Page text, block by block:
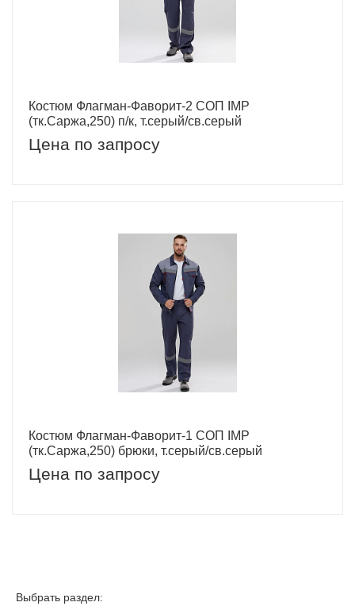
Костюм Флагман-Фаворит-2 СОП IMP
(тк.Саржа,250) п/к, т.серый/св.серый
Цена по запросу
Костюм Флагман-Фаворит-1 СОП IMP
(тк.Саржа,250) брюки, т.серый/св.серый
Цена по запросу
Выбрать раздел: